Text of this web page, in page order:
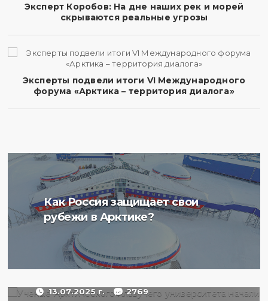
Эксперт Коробов: На дне наших рек и морей
скрываются реальные угрозы
Эксперты подвели итоги VI Международного
форума «Арктика – территория диалога»
Как Россия защищает свои
рубежи в Арктике?
Ученые Арктического
плавучего университета
радиоактивности донных
отложений в Баренцевом
13.07.2025 г. 2769